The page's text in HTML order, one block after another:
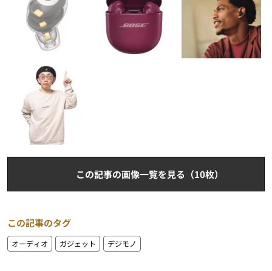
この記事の画像一覧を見る（10枚）
この記事のタグ
オーディオ ガジェット デジモノ